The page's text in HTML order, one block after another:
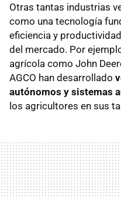
Otras tantas industrias
como una tecnología
eficiencia y
del mercado. Por
agrícola como John
AGCO han desarrollado
autónomos y sistemas
los agricultores en sus